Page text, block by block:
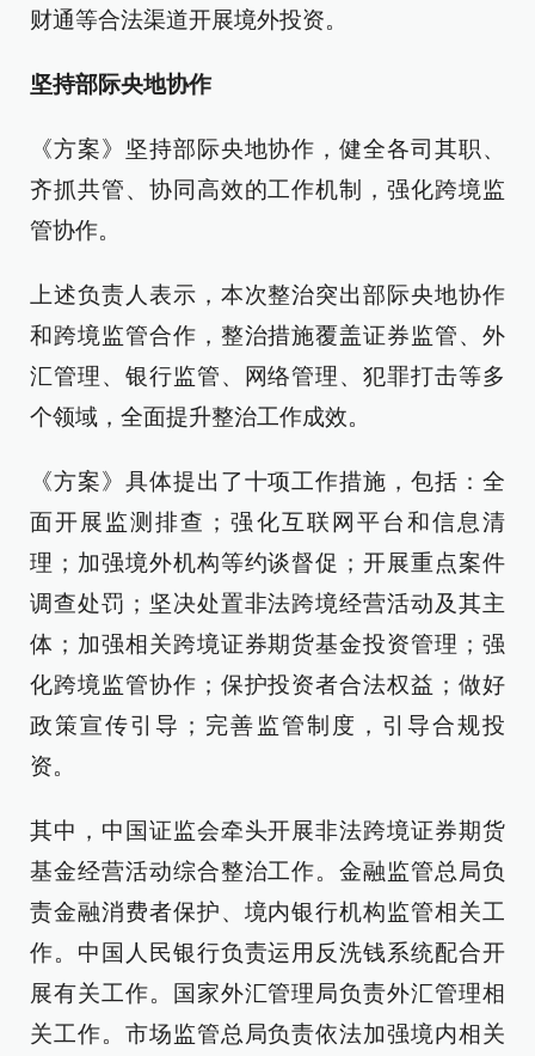
财通等合法渠道开展境外投资。
坚持部际央地协作
《方案》坚持部际央地协作，健全各司其职、
齐抓共管、协同高效的工作机制，强化跨境监
管协作。
上述负责人表示，本次整治突出部际央地协作
和跨境监管合作，整治措施覆盖证券监管、外
汇管理、银行监管、网络管理、犯罪打击等多
个领域，全面提升整治工作成效。
《方案》具体提出了十项工作措施，包括：全
面开展监测排查；强化互联网平台和信息清
理；加强境外机构等约谈督促；开展重点案件
调查处罚；坚决处置非法跨境经营活动及其主
体；加强相关跨境证券期货基金投资管理；强
化跨境监管协作；保护投资者合法权益；做好
政策宣传引导；完善监管制度，引导合规投
资。
其中，中国证监会牵头开展非法跨境证券期货
基金经营活动综合整治工作。金融监管总局负
责金融消费者保护、境内银行机构监管相关工
作。中国人民银行负责运用反洗钱系统配合开
展有关工作。国家外汇管理局负责外汇管理相
关工作。市场监管总局负责依法加强境内相关